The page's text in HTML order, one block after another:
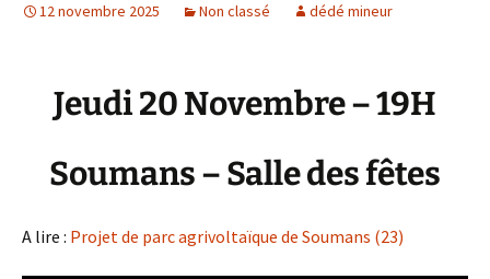
12 novembre 2025 Non classé dédé mineur
Jeudi 20 Novembre – 19H
Soumans – Salle des fêtes
A lire : Projet de parc agrivoltaïque de Soumans (23)